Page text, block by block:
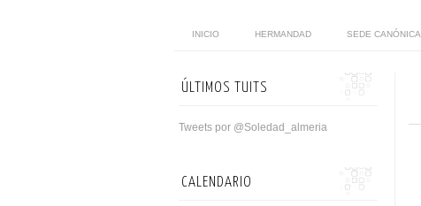
INICIO HERMANDAD SEDE CANÓNICA
ÚLTIMOS TUITS
Tweets por @Soledad_almeria
CALENDARIO